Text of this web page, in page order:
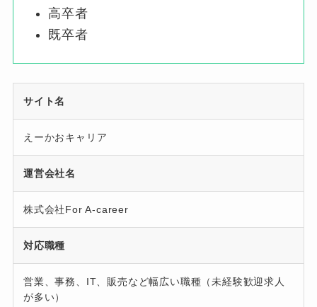
高卒者
既卒者
サイト名
えーかおキャリア
運営会社名
株式会社For A-career
対応職種
営業、事務、IT、販売など幅広い職種（未経験歓迎求人
が多い）